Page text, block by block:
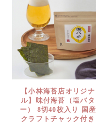
【小林海苔店オリジナ
ル】味付海苔（塩バタ
ー） 8切40枚入り 国産
クラフトチャック付き